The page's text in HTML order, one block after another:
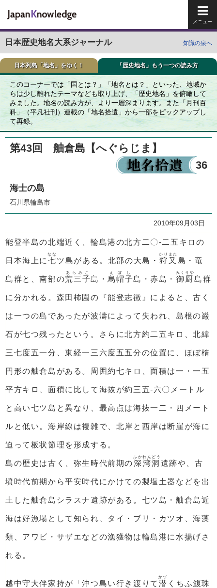
日本歴史地名大系ジャーナル 知識の泉へ
日本列島「地名」をゆく！ 「歴史地名」もう一つの読み方
このコーナーでは「国とは？」「地名とは？」といった、地域か
らは少し離れたテーマなども取り上げ、「歴史地名」を俯瞰して
みました。地名の読み方が、より一層深まります。また「月刊百
科」（平凡社刊）連載の「地名拾遺」から一部をピックアップし
て再録。
第43回 舳倉島 【へぐらじま】
36
海士の島
石川県輪島市
2010年09月03日
能登半島の北端近く、輪島港の北方二〇‐二五キロの
日本海上に 七
なな
ツ島がある。北部の大島・ 狩又
かりまた
島・竜
島群と、南部の荒三子
あらみこ
島・ 烏帽子
えぼし
島・赤島・ 御厨
みくりや
島群
に分かれる。森田柿園の『能登志徴』によると、古く
は一つの島であったが波濤によって失われ、島根の巌
石が七つ残ったという。さらに北方約二五キロ、北緯
三七度五一分、東経一三六度五五分の位置に、ほぼ楕
円形の舳倉島がある。周囲約七キロ、面積は一・一五
平方キロ、面積に比して海抜が約三五‐六〇メートル
と高い七ツ島と異なり、最高点は海抜一二・四メート
ルと低い。海岸線は複雑で、北岸と西岸は断崖が海に
迫って板状節理を形成する。
島の歴史は古く、弥生時代前期の深湾洞
ふかわんどう
遺跡や、古
墳時代前期から平安時代にかけての製塩土器などを出
土した舳倉島シラスナ遺跡がある。七ツ島・舳倉島近
海は好漁場として知られ、タイ・ブリ・カツオ、海藻
類、アワビ・サザエなどの漁獲物は輪島港に水揚げさ
れる。
越中守大伴家持が「沖つ島い行き渡りて 潜
かづ
くちふ鰒珠